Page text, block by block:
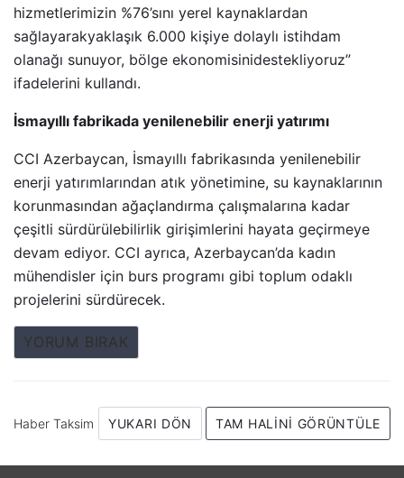
hizmetlerimizin %76’sını yerel kaynaklardan
sağlayarakyaklaşık 6.000 kişiye dolaylı istihdam
olanağı sunuyor, bölge ekonomisinidestekliyoruz”
ifadelerini kullandı.
İsmayıllı fabrikada yenilenebilir enerji yatırımı
CCI Azerbaycan, İsmayıllı fabrikasında yenilenebilir
enerji yatırımlarından atık yönetimine, su kaynaklarının
korunmasından ağaçlandırma çalışmalarına kadar
çeşitli sürdürülebilirlik girişimlerini hayata geçirmeye
devam ediyor. CCI ayrıca, Azerbaycan’da kadın
mühendisler için burs programı gibi toplum odaklı
projelerini sürdürecek.
YORUM BIRAK
Haber Taksim YUKARI DÖN TAM HALINI GÖRÜNTÜLE